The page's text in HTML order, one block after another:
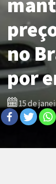
no
por
15 de